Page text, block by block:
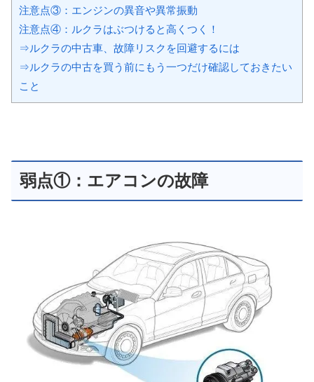
注意点③：エンジンの異音や異常振動
注意点④：ルクラはぶつけると高くつく！
⇒ルクラの中古車、故障リスクを回避するには
⇒ルクラの中古を買う前にもう一つだけ確認しておきたい
こと
弱点①：エアコンの故障